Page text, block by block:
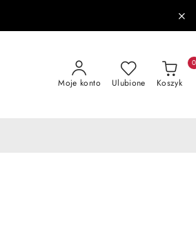
Moje konto Ulubione Koszyk
0